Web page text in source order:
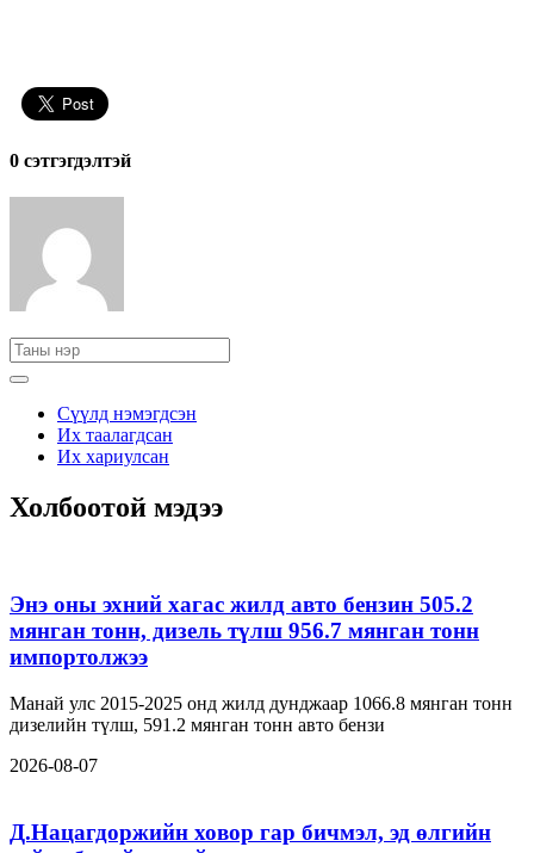
0 cэтгэгдэлтэй
Сүүлд нэмэгдсэн
Их таалагдсан
Их хариулсан
Холбоотой мэдээ
Энэ оны эхний хагас жилд авто бензин 505.2
мянган тонн, дизель түлш 956.7 мянган тонн
импортолжээ
Манай улс 2015-2025 онд жилд дунджаар 1066.8 мянган тонн
дизелийн түлш, 591.2 мянган тонн авто бензи
2026-08-07
Д.Нацагдоржийн ховор гар бичмэл, эд өлгийн